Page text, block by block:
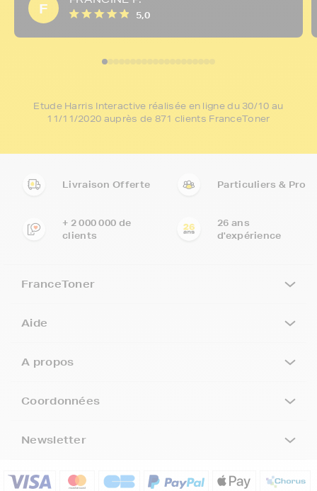
F 5,0
Etude Harris Interactive réalisée en ligne du 30/10 au
11/11/2020 auprès de 871 clients FranceToner
Livraison Offerte Particuliers & Pro
+ 2 000 000 de
clients
26 ans
d'expérience
FranceToner
Aide
A propos
Coordonnées
Newsletter